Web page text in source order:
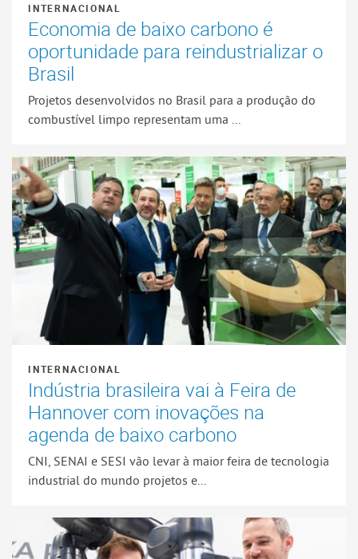
INTERNACIONAL
Economia de baixo carbono é
oportunidade para reindustrializar o
Brasil
Projetos desenvolvidos no Brasil para a produção do
combustível limpo representam uma ...
INTERNACIONAL
Indústria brasileira vai à Feira de
Hannover com inovações na
agenda de baixo carbono
CNI, SENAI e SESI vão levar à maior feira de tecnologia
industrial do mundo projetos e...